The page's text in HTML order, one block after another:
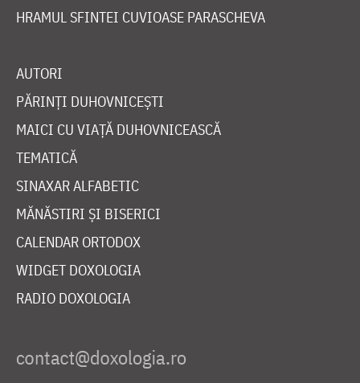
HRAMUL SFINTEI CUVIOASE PARASCHEVA
AUTORI
PĂRINȚI DUHOVNICEȘTI
MAICI CU VIAȚĂ DUHOVNICEASCĂ
TEMATICĂ
SINAXAR ALFABETIC
MĂNĂSTIRI ȘI BISERICI
CALENDAR ORTODOX
WIDGET DOXOLOGIA
RADIO DOXOLOGIA